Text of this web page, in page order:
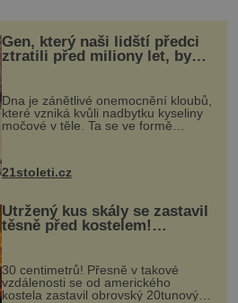
Gen, který naši lidští předci
ztratili před miliony let, by
mohl pomoci s léčbou
„nemoci králů“
Dna je zánětlivé onemocnění kloubů,
které vzniká kvůli nadbytku kyseliny
močové v těle. Ta se ve formě
nohou, a způsobuje bole...
21stoleti.cz
Utržený kus skály se zastavil
těsně před kostelem!
Ochránila ho boží síla?
30 centimetrů! Přesně v takové
vzdálenosti se od amerického
kostela zastavil obrovský 20tunový